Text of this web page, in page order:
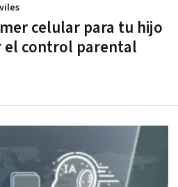
celular para tu hijo
el control parental